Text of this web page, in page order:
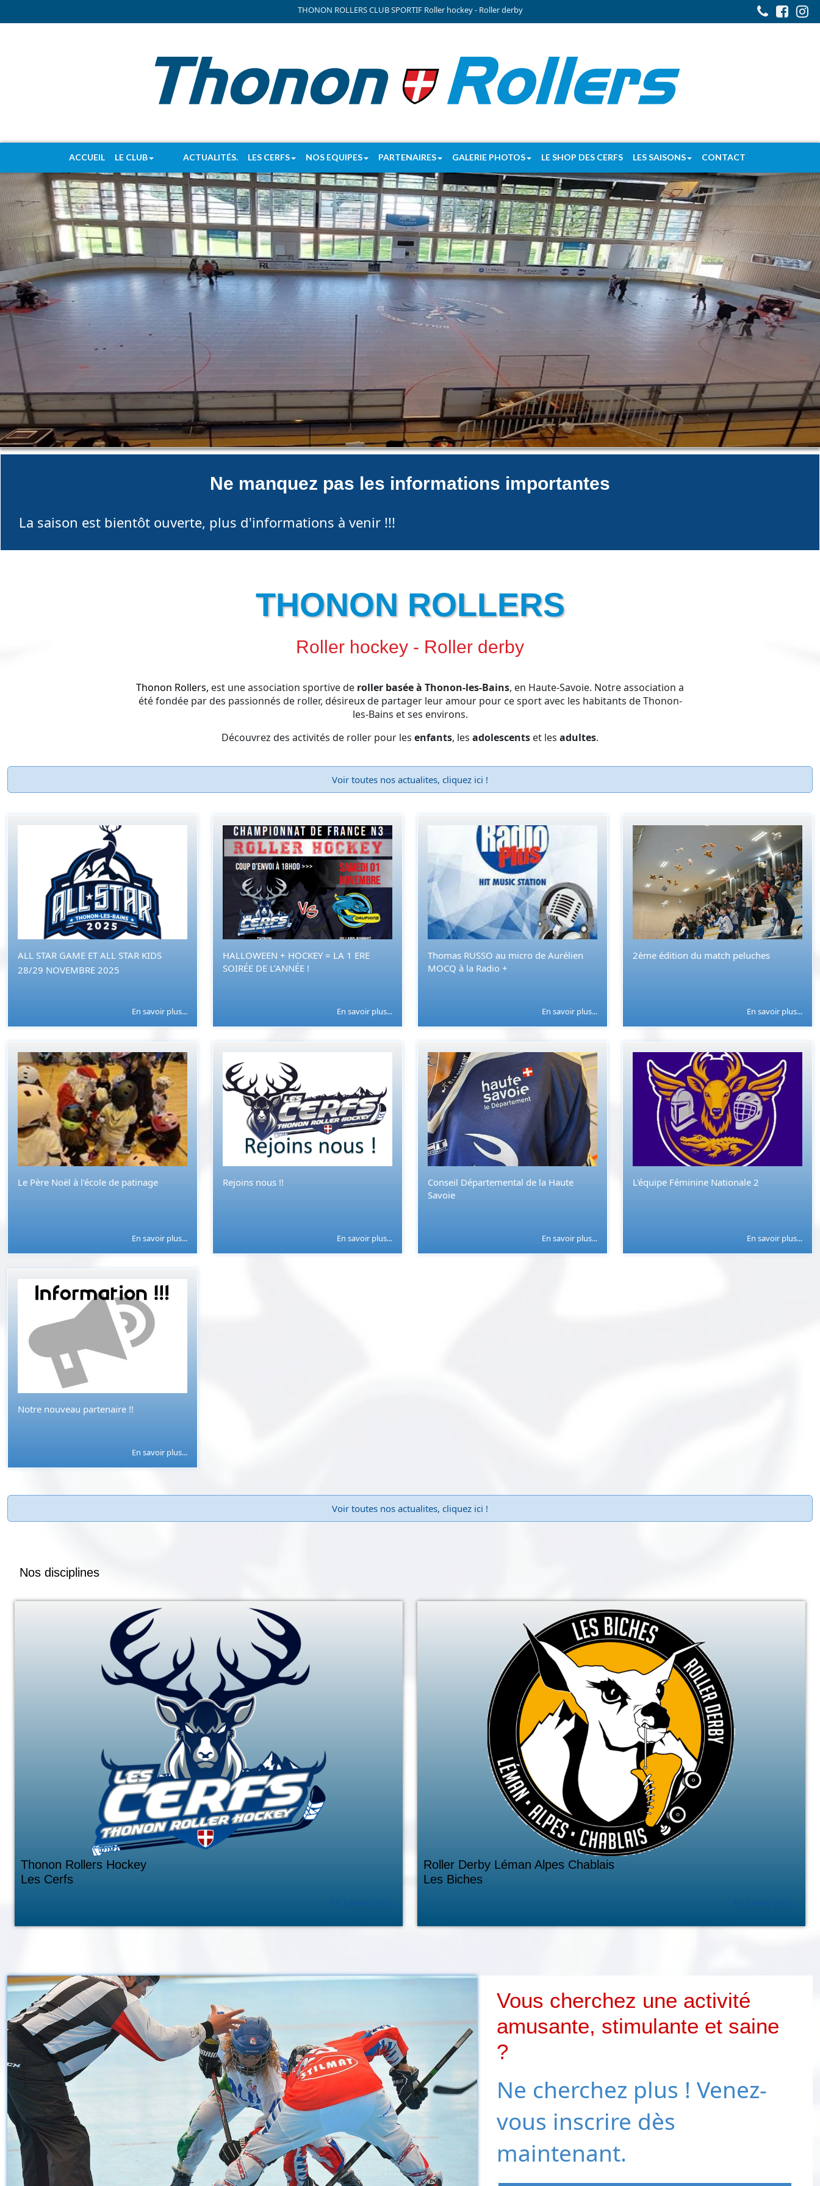
THONON ROLLERS CLUB SPORTIF Roller hockey - Roller derby
ACCUEIL LE CLUB ACTUALITÉS. LES CERFS NOS EQUIPES PARTENAIRES GALERIE PHOTOS LE SHOP DES CERFS LES SAISONS CONTACT
Ne manquez pas les informations importantes
La saison est bientôt ouverte, plus d'informations à venir !!!
THONON ROLLERS
Roller hockey - Roller derby
Thonon Rollers, est une association sportive de roller basée à Thonon-les-Bains, en Haute-Savoie. Notre association a
été fondée par des passionnés de roller, désireux de partager leur amour pour ce sport avec les habitants de Thonon-
les-Bains et ses environs.
Découvrez des activités de roller pour les enfants, les adolescents et les adultes.
Voir toutes nos actualites, cliquez ici !
ALL STAR GAME ET ALL STAR KIDS
28/29 NOVEMBRE 2025
En savoir plus...
HALLOWEEN + HOCKEY = LA 1 ERE
SOIRÉE DE L’ANNÉE !
En savoir plus...
Thomas RUSSO au micro de Aurélien
MOCQ à la Radio +
En savoir plus...
2ème édition du match peluches
En savoir plus...
Le Père Noël à l'école de patinage
En savoir plus...
Rejoins nous !!
En savoir plus...
Conseil Départemental de la Haute
Savoie
En savoir plus...
L'équipe Féminine Nationale 2
En savoir plus...
Notre nouveau partenaire !!
En savoir plus...
Voir toutes nos actualites, cliquez ici !
Nos disciplines
Thonon Rollers Hockey
Les Cerfs
Roller Derby Léman Alpes Chablais
Les Biches
Vous cherchez une activité
amusante, stimulante et saine
?
Ne cherchez plus ! Venez-
vous inscrire dès
maintenant.